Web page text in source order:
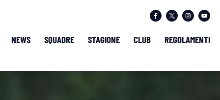
NEWS SQUADRE STAGIONE CLUB REGOLAMENTI